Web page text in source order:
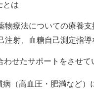
とは
物療法についての療養支
注射、血糖自己測定指導
わせたサポートをさせて
病（高血圧・肥満など